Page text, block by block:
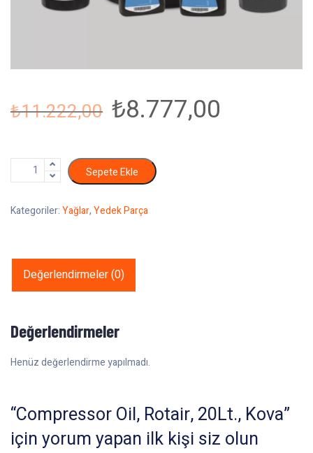
₺11.222,00 ₺8.777,00
Sepete Ekle
Kategoriler:Yağlar,Yedek Parça
Değerlendirmeler (0)
Değerlendirmeler
Henüz değerlendirme yapılmadı.
“Compressor Oil, Rotair, 20Lt., Kova”
için yorum yapan ilk kişi siz olun